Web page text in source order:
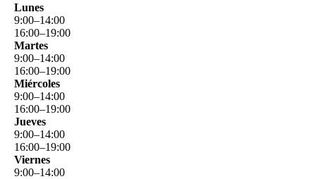
Lunes
9:00–14:00
16:00–19:00
Martes
9:00–14:00
16:00–19:00
Miércoles
9:00–14:00
16:00–19:00
Jueves
9:00–14:00
16:00–19:00
Viernes
9:00–14:00